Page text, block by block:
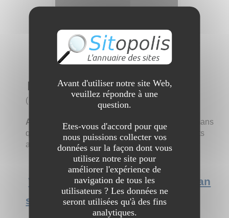
Blog maman solo
(
Allomamansolo
.com est un site dédié aux mamans
qui doivent vivre et élever toutes seules ces petits
anges.
Voir l'interview du site Blog maman
solo
Avant d'utiliser notre site Web,
veuillez répondre à une
question.
Etes-vous d'accord pour que
nous puissions collecter vos
données sur la façon dont vous
utilisez notre site pour
améliorer l'expérience de
navigation de tous les
utilisateurs ? Les données ne
seront utilisées qu'à des fins
analytiques.